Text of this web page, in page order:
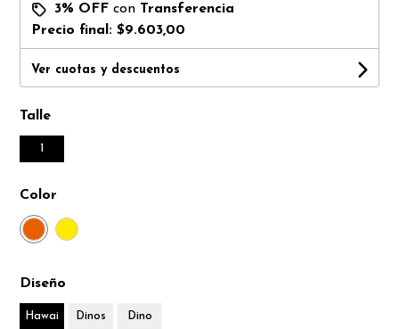
3% OFF con Transferencia
Precio final:$9.603,00
Ver cuotas y descuentos
Talle
1
Color
Diseño
Hawai Dinos Dino